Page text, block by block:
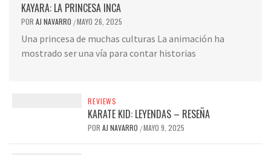
KAYARA: LA PRINCESA INCA
POR AJ NAVARRO /MAYO 26, 2025
Una princesa de muchas culturas La animación ha
mostrado ser una vía para contar historias
REVIEWS
KARATE KID: LEYENDAS – RESEÑA
POR AJ NAVARRO /MAYO 9, 2025